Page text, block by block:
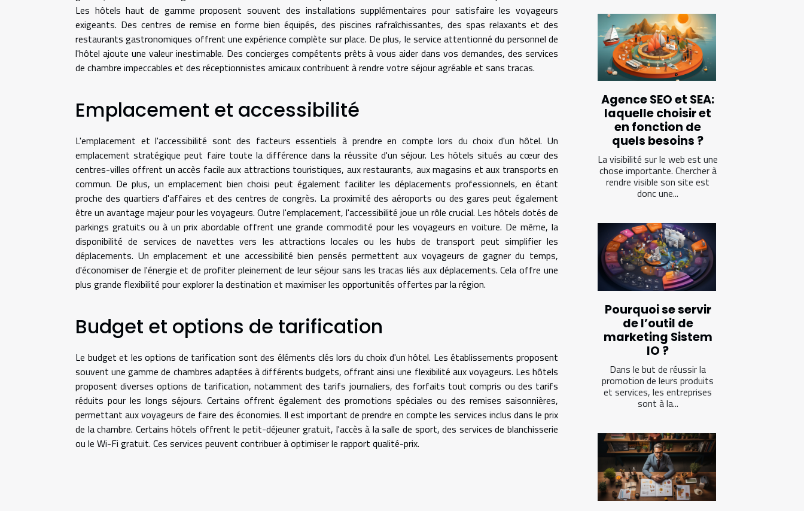
Les hôtels haut de gamme proposent souvent des installations supplémentaires pour satisfaire les voyageurs
exigeants. Des centres de remise en forme bien équipés, des piscines rafraîchissantes, des spas relaxants et des
restaurants gastronomiques offrent une expérience complète sur place. De plus, le service attentionné du personnel de
l'hôtel ajoute une valeur inestimable. Des concierges compétents prêts à vous aider dans vos demandes, des services
de chambre impeccables et des réceptionnistes amicaux contribuent à rendre votre séjour agréable et sans tracas.
Emplacement et accessibilité
L'emplacement et l'accessibilité sont des facteurs essentiels à prendre en compte lors du choix d'un hôtel. Un
emplacement stratégique peut faire toute la différence dans la réussite d'un séjour. Les hôtels situés au cœur des
centres-villes offrent un accès facile aux attractions touristiques, aux restaurants, aux magasins et aux transports en
commun. De plus, un emplacement bien choisi peut également faciliter les déplacements professionnels, en étant
proche des quartiers d'affaires et des centres de congrès. La proximité des aéroports ou des gares peut également
être un avantage majeur pour les voyageurs. Outre l'emplacement, l'accessibilité joue un rôle crucial. Les hôtels dotés de
parkings gratuits ou à un prix abordable offrent une grande commodité pour les voyageurs en voiture. De même, la
disponibilité de services de navettes vers les attractions locales ou les hubs de transport peut simplifier les
déplacements. Un emplacement et une accessibilité bien pensés permettent aux voyageurs de gagner du temps,
d'économiser de l'énergie et de profiter pleinement de leur séjour sans les tracas liés aux déplacements. Cela offre une
plus grande flexibilité pour explorer la destination et maximiser les opportunités offertes par la région.
Budget et options de tarification
Le budget et les options de tarification sont des éléments clés lors du choix d'un hôtel. Les établissements proposent
souvent une gamme de chambres adaptées à différents budgets, offrant ainsi une flexibilité aux voyageurs. Les hôtels
proposent diverses options de tarification, notamment des tarifs journaliers, des forfaits tout compris ou des tarifs
réduits pour les longs séjours. Certains offrent également des promotions spéciales ou des remises saisonnières,
permettant aux voyageurs de faire des économies. Il est important de prendre en compte les services inclus dans le prix
de la chambre. Certains hôtels offrent le petit-déjeuner gratuit, l'accès à la salle de sport, des services de blanchisserie
ou le Wi-Fi gratuit. Ces services peuvent contribuer à optimiser le rapport qualité-prix.
Agence SEO et SEA:
laquelle choisir et
en fonction de
quels besoins ?
La visibilité sur le web est une
chose importante. Chercher à
rendre visible son site est
donc une...
Pourquoi se servir
de l’outil de
marketing Sistem
IO ?
Dans le but de réussir la
promotion de leurs produits
et services, les entreprises
sont à la...